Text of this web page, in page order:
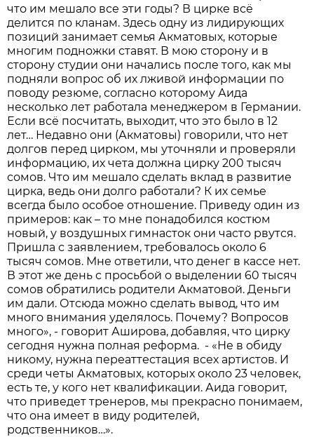
что им мешало все эти годы? В цирке всё
делится по кланам. Здесь одну из лидирующих
позиций занимает семья Акматовых, которые
многим подножки ставят. В мою сторону и в
сторону студии они начались после того, как мы
подняли вопрос об их лживой информации по
поводу резюме, согласно которому Аида
несколько лет работала менеджером в Германии.
Если всё посчитать, выходит, что это было в 12
лет… Недавно они (Акматовы) говорили, что нет
долгов перед цирком, мы уточняли и проверяли
информацию, их чета должна цирку 200 тысяч
сомов. Что им мешало сделать вклад в развитие
цирка, ведь они долго работали? К их семье
всегда было особое отношение. Приведу один из
примеров: как – то мне понадобился костюм
новый, у воздушных гимнасток они часто рвутся.
Пришла с заявлением, требовалось около 6
тысяч сомов. Мне ответили, что денег в кассе нет.
В этот же день с просьбой о выделении 60 тысяч
сомов обратились родители Акматовой. Деньги
им дали. Отсюда можно сделать вывод, что им
много внимания уделялось. Почему? Вопросов
много», - говорит Аширова, добавляя, что цирку
сегодня нужна полная реформа. - «Не в обиду
никому, нужна переаттестация всех артистов. И
среди четы Акматовых, которых около 23 человек,
есть те, у кого нет квалификации. Аида говорит,
что приведет тренеров, мы прекрасно понимаем,
что она имеет в виду родителей,
родственников…».